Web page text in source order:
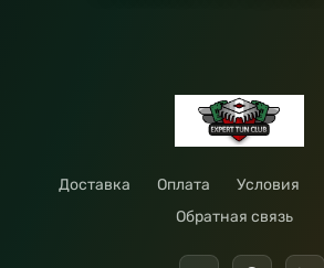
Доставка Оплата Условия
Обратная связь